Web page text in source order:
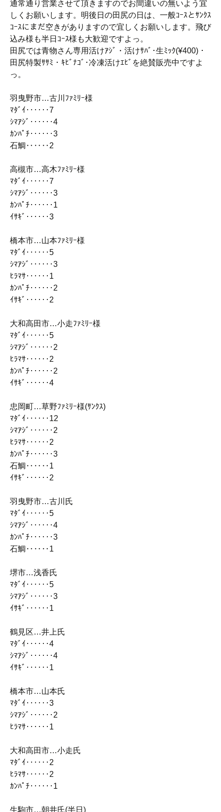
通常通り営業させて頂きますのでお間違いの無いよう宜
しくお願いします。明後日の田尻の日は、一般ｺｰｽとｻﾝｸｽ
ｺｰｽにまだ空きがありますので宜しくお願いします。飛び
込み様も半日ｺｰｽ様も大歓迎ですよっ。
田尻では青物さん専用活けｱｼﾞ・活けｻﾊﾞ･生ﾐｯｸ(¥400)・
田尻特製ｻｻﾐ・ｷﾋﾞﾅｺﾞ･冷凍活けｴﾋﾞを絶賛販売中ですよ
っ。
羽曳野市…古川ﾌｧﾐﾘｰ様
ﾏﾀﾞｲ‥‥‥7
ｼﾏｱｼﾞ‥‥‥4
ｶﾝﾊﾟﾁ‥‥‥3
石鯛‥‥‥2
高槻市…高木ﾌｧﾐﾘｰ様
ﾏﾀﾞｲ‥‥‥7
ｼﾏｱｼﾞ‥‥‥3
ｶﾝﾊﾟﾁ‥‥‥1
ｲｻｷﾞ‥‥‥3
橋本市…山本ﾌｧﾐﾘｰ様
ﾏﾀﾞｲ‥‥‥5
ｼﾏｱｼﾞ‥‥‥3
ﾋﾗﾏｻ‥‥‥1
ｶﾝﾊﾟﾁ‥‥‥2
ｲｻｷﾞ‥‥‥2
大和高田市…小走ﾌｧﾐﾘｰ様
ﾏﾀﾞｲ‥‥‥5
ｼﾏｱｼﾞ‥‥‥2
ﾋﾗﾏｻ‥‥‥2
ｶﾝﾊﾟﾁ‥‥‥2
ｲｻｷﾞ‥‥‥4
忠岡町…草野ﾌｧﾐﾘｰ様(ｻﾝｸｽ)
ﾏﾀﾞｲ‥‥‥12
ｼﾏｱｼﾞ‥‥‥2
ﾋﾗﾏｻ‥‥‥2
ｶﾝﾊﾟﾁ‥‥‥3
石鯛‥‥‥1
ｲｻｷﾞ‥‥‥2
羽曳野市…古川氏
ﾏﾀﾞｲ‥‥‥5
ｼﾏｱｼﾞ‥‥‥4
ｶﾝﾊﾟﾁ‥‥‥3
石鯛‥‥‥1
堺市…浅香氏
ﾏﾀﾞｲ‥‥‥5
ｼﾏｱｼﾞ‥‥‥3
ｲｻｷﾞ‥‥‥1
鶴見区…井上氏
ﾏﾀﾞｲ‥‥‥4
ｼﾏｱｼﾞ‥‥‥4
ｲｻｷﾞ‥‥‥1
橋本市…山本氏
ﾏﾀﾞｲ‥‥‥3
ｼﾏｱｼﾞ‥‥‥2
ﾋﾗﾏｻ‥‥‥1
大和高田市…小走氏
ﾏﾀﾞｲ‥‥‥2
ﾋﾗﾏｻ‥‥‥2
ｶﾝﾊﾟﾁ‥‥‥1
生駒市…朝井氏(半日)